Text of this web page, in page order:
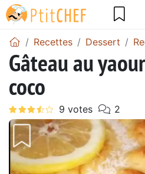
Recettes Dessert
Gâteau au
coco